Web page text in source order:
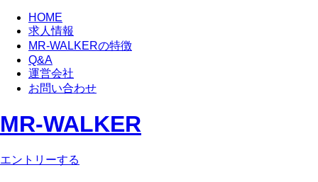
HOME
求人情報
MR-WALKERの特徴
Q&A
運営会社
お問い合わせ
MR-WALKER
エントリーする